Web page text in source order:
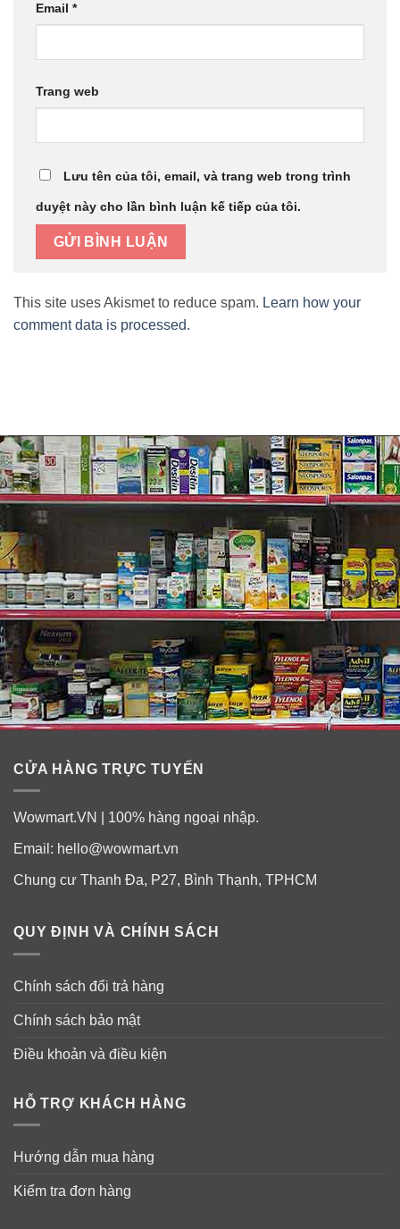
Email *
Trang web
Lưu tên của tôi, email, và trang web trong trình
duyệt này cho lần bình luận kế tiếp của tôi.
This site uses Akismet to reduce spam. Learn how your
comment data is processed.
CỬA HÀNG TRỰC TUYẾN
Wowmart.VN | 100% hàng ngoại nhập.
Email: hello@wowmart.vn
Chung cư Thanh Đa, P27, Bình Thạnh, TPHCM
QUY ĐỊNH VÀ CHÍNH SÁCH
Chính sách đổi trả hàng
Chính sách bảo mật
Điều khoản và điều kiện
HỖ TRỢ KHÁCH HÀNG
Hướng dẫn mua hàng
Kiểm tra đơn hàng